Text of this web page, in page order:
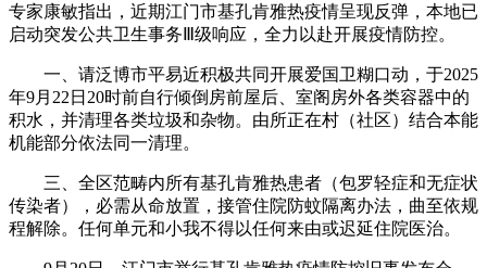
专家康敏指出，近期江门市基孔肯雅热疫情呈现反弹，本地已
启动突发公共卫生事务Ⅲ级响应，全力以赴开展疫情防控。
一、请泛博市平易近积极共同开展爱国卫糊口动，于2025
年9月22日20时前自行倾倒房前屋后、室阁房外各类容器中的
积水，并清理各类垃圾和杂物。由所正在村（社区）结合本能
机能部分依法同一清理。
三、全区范畴内所有基孔肯雅热患者（包罗轻症和无症状
传染者），必需从命放置，接管住院防蚊隔离办法，曲至依规
程解除。任何单元和小我不得以任何来由或迟延住院医治。